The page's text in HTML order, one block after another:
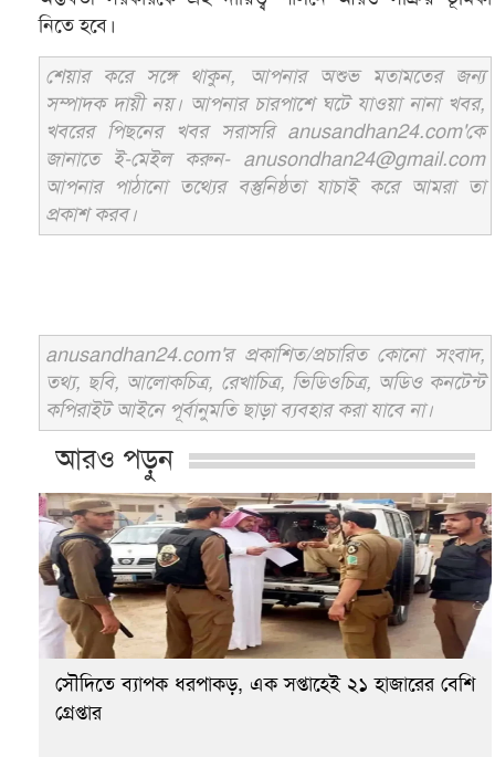
নিতে হবে।
শেয়ার করে সঙ্গে থাকুন, আপনার অশুভ মতামতের জন্য
সম্পাদক দায়ী নয়। আপনার চারপাশে ঘটে যাওয়া নানা খবর,
খবরের পিছনের খবর সরাসরি anusandhan24.com'কে
জানাতে ই-মেইল করুন- anusondhan24@gmail.com
আপনার পাঠানো তথ্যের বস্তুনিষ্ঠতা যাচাই করে আমরা তা
প্রকাশ করব।
anusandhan24.com'র প্রকাশিত/প্রচারিত কোনো সংবাদ,
তথ্য, ছবি, আলোকচিত্র, রেখাচিত্র, ভিডিওচিত্র, অডিও কনটেন্ট
কপিরাইট আইনে পূর্বানুমতি ছাড়া ব্যবহার করা যাবে না।
আরও পড়ুন
সৌদিতে ব্যাপক ধরপাকড়, এক সপ্তাহেই ২১ হাজারের বেশি
গ্রেপ্তার